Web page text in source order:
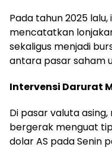
Pada tahun 2025
mencatatkan
sekaligus menjadi
antara pasar saham
Intervensi Darurat
Di pasar valuta
bergerak menguat
dolar AS pada Senin